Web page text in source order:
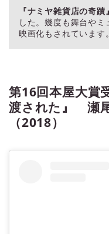
『ナミヤ雑貨店の奇蹟』
した。幾度も舞台や
映画化もされています。
第16回本屋大賞
渡された』 瀬
（2018）